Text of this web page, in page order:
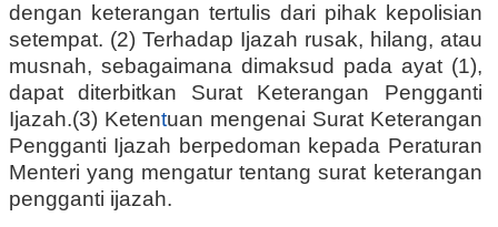
dengan keterangan tertulis dari pihak kepolisian
setempat. (2) Terhadap Ijazah rusak, hilang, atau
musnah, sebagaimana dimaksud pada ayat (1),
dapat diterbitkan Surat Keterangan Pengganti
Ijazah.(3) Ketentuan mengenai Surat Keterangan
Pengganti Ijazah berpedoman kepada Peraturan
Menteri yang mengatur tentang surat keterangan
pengganti ijazah.